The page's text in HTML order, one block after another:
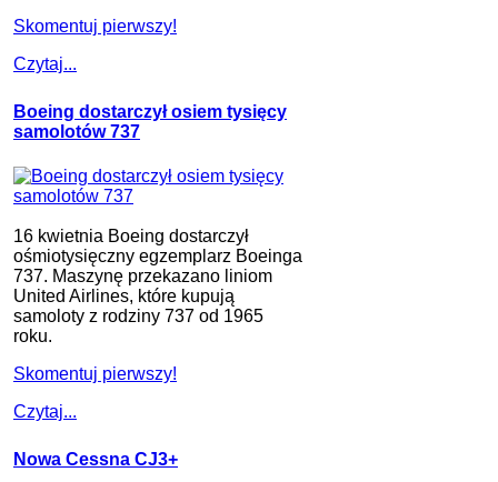
Skomentuj pierwszy!
Czytaj...
Boeing dostarczył osiem tysięcy
samolotów 737
16 kwietnia Boeing dostarczył
ośmiotysięczny egzemplarz Boeinga
737. Maszynę przekazano liniom
United Airlines, które kupują
samoloty z rodziny 737 od 1965
roku.
Skomentuj pierwszy!
Czytaj...
Nowa Cessna CJ3+